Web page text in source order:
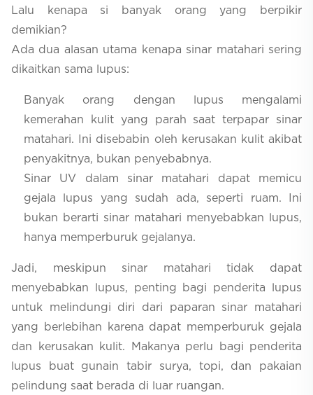
Lalu kenapa si banyak orang yang berpikir
demikian?
Ada dua alasan utama kenapa sinar matahari sering
dikaitkan sama lupus:
Banyak orang dengan lupus mengalami
kemerahan kulit yang parah saat terpapar sinar
matahari. Ini disebabin oleh kerusakan kulit akibat
penyakitnya, bukan penyebabnya.
Sinar UV dalam sinar matahari dapat memicu
gejala lupus yang sudah ada, seperti ruam. Ini
bukan berarti sinar matahari menyebabkan lupus,
hanya memperburuk gejalanya.
Jadi, meskipun sinar matahari tidak dapat
menyebabkan lupus, penting bagi penderita lupus
untuk melindungi diri dari paparan sinar matahari
yang berlebihan karena dapat memperburuk gejala
dan kerusakan kulit. Makanya perlu bagi penderita
lupus buat gunain tabir surya, topi, dan pakaian
pelindung saat berada di luar ruangan.